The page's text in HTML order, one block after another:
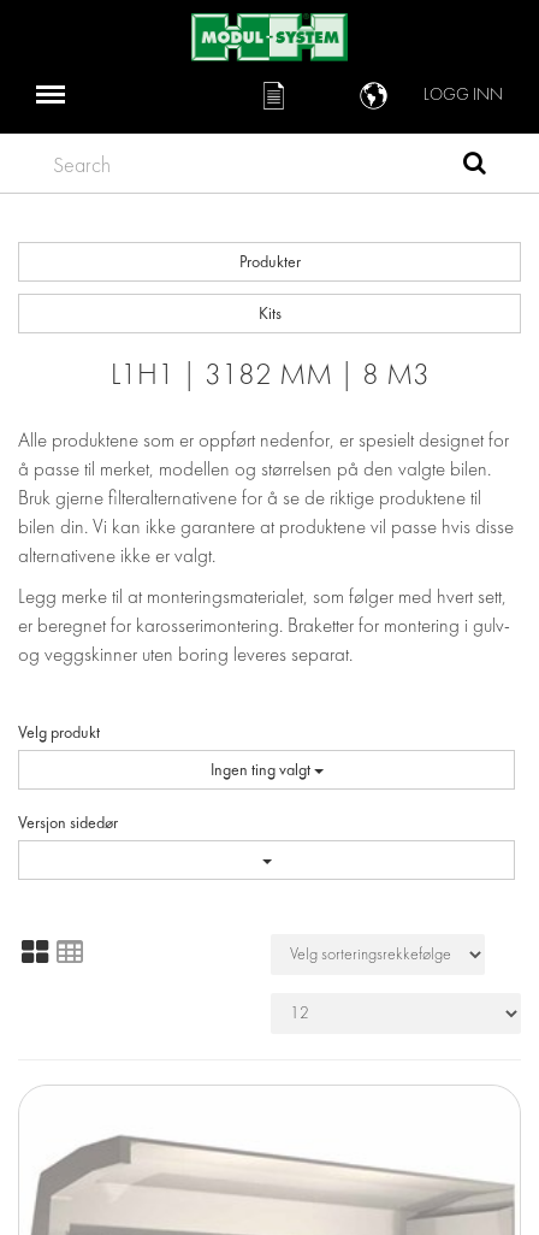
LOGG INN
Search
Produkter
Kits
L1H1 | 3182 MM | 8 M3
Alle produktene som er oppført nedenfor, er spesielt designet for
å passe til merket, modellen og størrelsen på den valgte bilen.
Bruk gjerne filteralternativene for å se de riktige produktene til
bilen din. Vi kan ikke garantere at produktene vil passe hvis disse
alternativene ikke er valgt.
Legg merke til at monteringsmaterialet, som følger med hvert sett,
er beregnet for karosserimontering. Braketter for montering i gulv-
og veggskinner uten boring leveres separat.
Velg produkt
Ingen ting valgt
Versjon sidedør